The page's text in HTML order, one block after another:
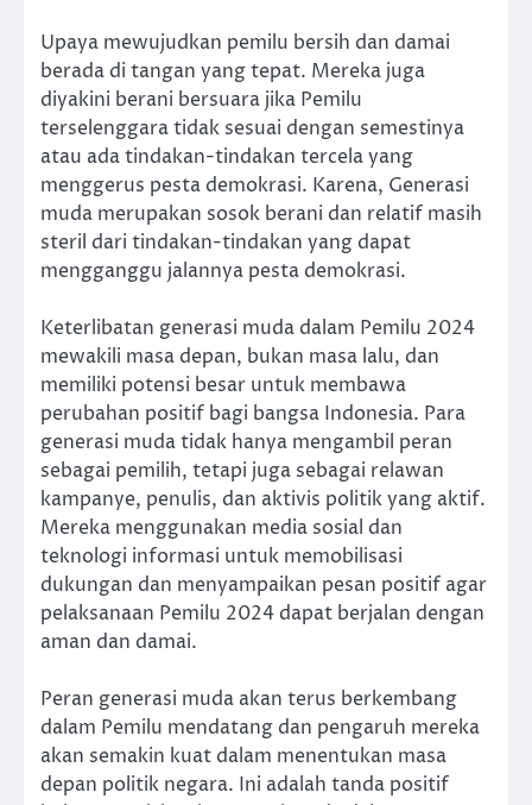
Upaya mewujudkan pemilu bersih dan damai
berada di tangan yang tepat. Mereka juga
diyakini berani bersuara jika Pemilu
terselenggara tidak sesuai dengan semestinya
atau ada tindakan-tindakan tercela yang
menggerus pesta demokrasi. Karena, Generasi
muda merupakan sosok berani dan relatif masih
steril dari tindakan-tindakan yang dapat
mengganggu jalannya pesta demokrasi.
Keterlibatan generasi muda dalam Pemilu 2024
mewakili masa depan, bukan masa lalu, dan
memiliki potensi besar untuk membawa
perubahan positif bagi bangsa Indonesia. Para
generasi muda tidak hanya mengambil peran
sebagai pemilih, tetapi juga sebagai relawan
kampanye, penulis, dan aktivis politik yang aktif.
Mereka menggunakan media sosial dan
teknologi informasi untuk memobilisasi
dukungan dan menyampaikan pesan positif agar
pelaksanaan Pemilu 2024 dapat berjalan dengan
aman dan damai.
Peran generasi muda akan terus berkembang
dalam Pemilu mendatang dan pengaruh mereka
akan semakin kuat dalam menentukan masa
depan politik negara. Ini adalah tanda positif